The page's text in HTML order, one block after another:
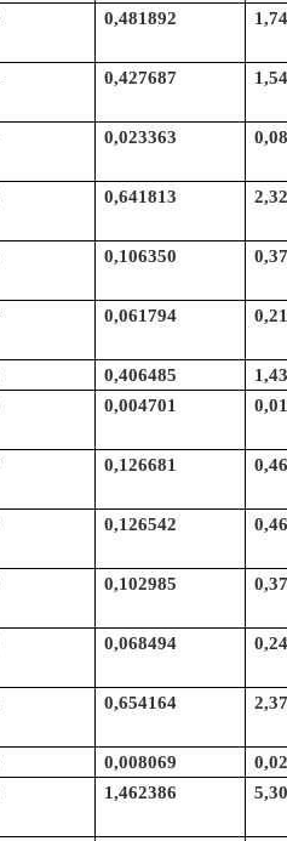
0,481892
0,427687
0,023363
0,641813
0,106350
0,061794
0,406485
0,004701
0,126681
0,126542
0,102985
0,068494
0,654164
0,008069
1,462386